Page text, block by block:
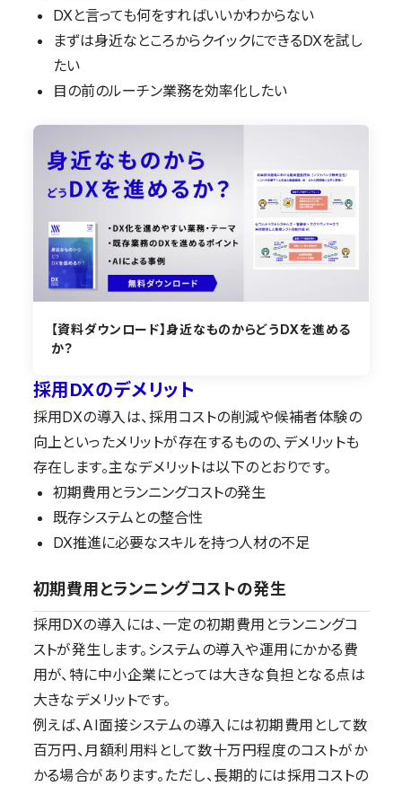
DXと言っても何をすればいいかわからない
まずは身近なところからクイックにできるDXを試し
たい
目の前のルーチン業務を効率化したい
【資料ダウンロード】身近なものからどうDXを進める
か？
採用DXのデメリット
採用DXの導入は、採用コストの削減や候補者体験の
向上といったメリットが存在するものの、デメリットも
存在します。主なデメリットは以下のとおりです。
初期費用とランニングコストの発生
既存システムとの整合性
DX推進に必要なスキルを持つ人材の不足
初期費用とランニングコストの発生
採用DXの導入には、一定の初期費用とランニングコ
ストが発生します。システムの導入や運用にかかる費
用が、特に中小企業にとっては大きな負担となる点は
大きなデメリットです。
例えば、AI面接システムの導入には初期費用として数
百万円、月額利用料として数十万円程度のコストがか
かる場合があります。ただし、長期的には採用コストの